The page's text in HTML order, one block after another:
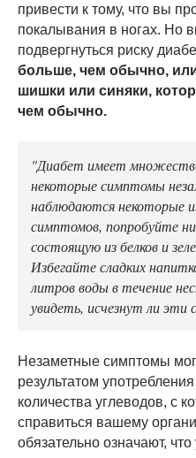
привести к тому, что вы
покалывания в ногах. Но
подвергнуться риску
больше, чем обычно,
шишки или синяки,
чем обычно.
"Диабет имеет
некоторые симптомы
наблюдаются некоторые
симптомов, попробуйте
состоящую из белков и
Избегайте сладких
литров воды в течение
увидеть, исчезнут ли
Незаметные симптомы
результатом
количества углеводов, с
справиться вашему
обязательно означают, что